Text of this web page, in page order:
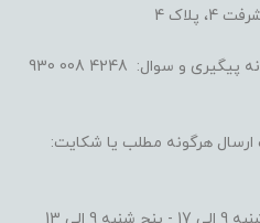
4
واتساپ بخش فروش جهت هر گونه پیگیری و سوال: 4248 008 930
هرگونه مطلب یا شکایت: